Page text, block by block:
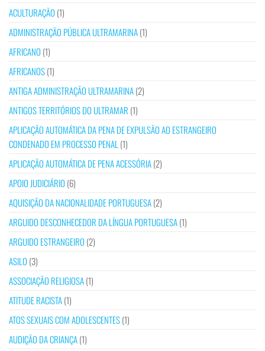
ACULTURAÇÃO (1)
ADMINISTRAÇÃO PÚBLICA ULTRAMARINA(1)
AFRICANO (1)
AFRICANOS(1)
ANTIGA ADMINISTRAÇÃO ULTRAMARINA(2)
ANTIGOS TERRITÓRIOS DO ULTRAMAR (1)
APLICAÇÃO AUTOMÁTICA DA PENA DE EXPULSÃO AO ESTRANGEIRO
CONDENADO EM PROCESSO PENAL (1)
APLICAÇÃO AUTOMÁTICA DE PENA ACESSÓRIA(2)
APOIO JUDICIÁRIO (6)
AQUISIÇÃO DA NACIONALIDADE PORTUGUESA(2)
ARGUIDO DESCONHECEDOR DA LÍNGUA PORTUGUESA(1)
ARGUIDO ESTRANGEIRO (2)
ASILO (3)
ASSOCIAÇÃO RELIGIOSA(1)
ATITUDE RACISTA(1)
ATOS SEXUAIS COM ADOLESCENTES(1)
AUDIÇÃO DA CRIANÇA(1)